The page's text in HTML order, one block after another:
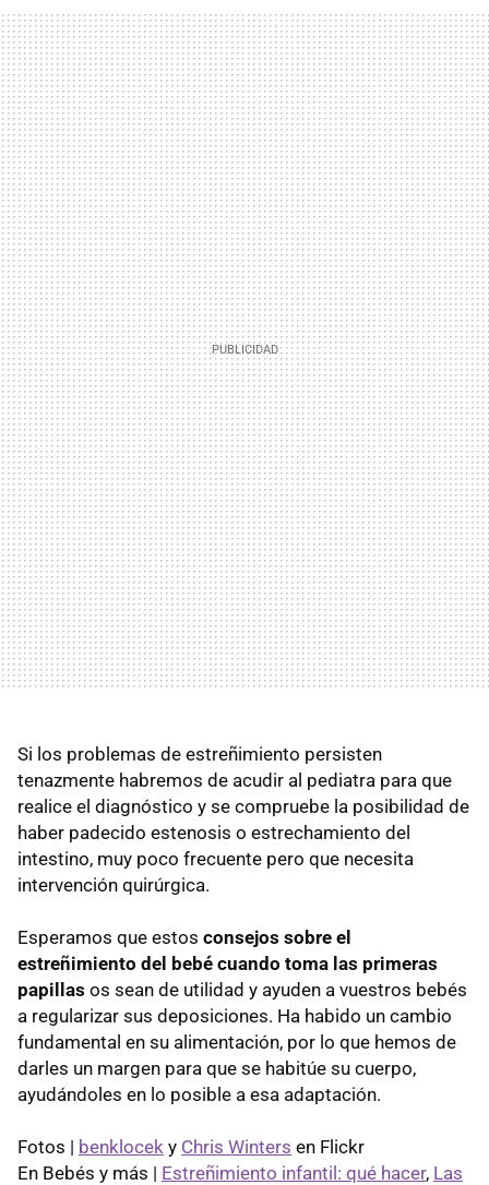
Si los problemas de estreñimiento persisten
tenazmente habremos de acudir al pediatra para que
realice el diagnóstico y se compruebe la posibilidad de
haber padecido estenosis o estrechamiento del
intestino, muy poco frecuente pero que necesita
intervención quirúrgica.
Esperamos que estos consejos sobre el
estreñimiento del bebé cuando toma las primeras
papillas os sean de utilidad y ayuden a vuestros bebés
a regularizar sus deposiciones. Ha habido un cambio
fundamental en su alimentación, por lo que hemos de
darles un margen para que se habitúe su cuerpo,
ayudándoles en lo posible a esa adaptación.
Fotos | benklocek y Chris Winters en Flickr
En Bebés y más | Estreñimiento infantil: qué hacer, Las